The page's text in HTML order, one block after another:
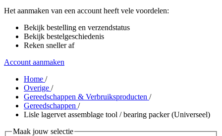
Het aanmaken van een account heeft vele voordelen:
Bekijk bestelling en verzendstatus
Bekijk bestelgeschiedenis
Reken sneller af
Account aanmaken
Home /
Overige /
Gereedschappen & Verbruiksproducten /
Gereedschappen /
Lisle lagervet assemblage tool / bearing packer (Universeel)
Maak jouw selectie